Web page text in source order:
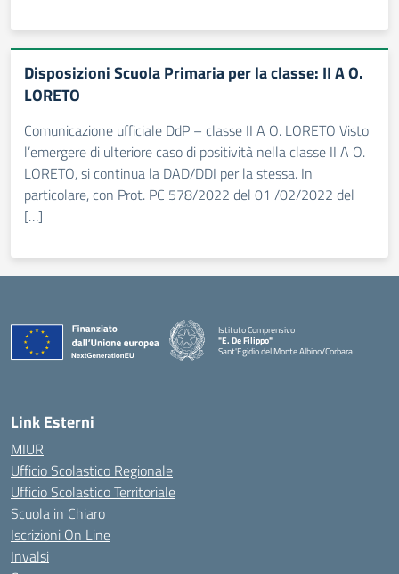
Disposizioni Scuola Primaria per la classe: II A O.
LORETO
Comunicazione ufficiale DdP – classe II A O. LORETO Visto
l’emergere di ulteriore caso di positività nella classe II A O.
LORETO, si continua la DAD/DDI per la stessa. In
particolare, con Prot. PC 578/2022 del 01 /02/2022 del
[…]
Istituto Comprensivo
"E. De Filippo"
Sant'Egidio del Monte Albino/Corbara
Link Esterni
MIUR
Ufficio Scolastico Regionale
Ufficio Scolastico Territoriale
Scuola in Chiaro
Iscrizioni On Line
Invalsi